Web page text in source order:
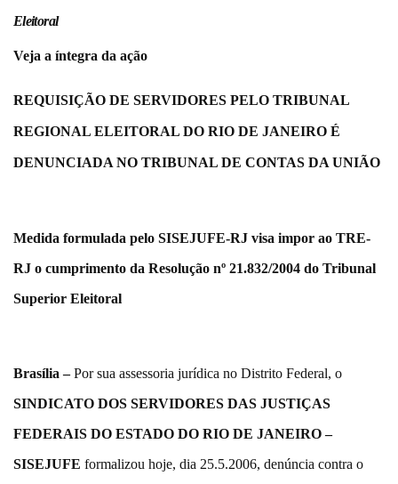
Eleitoral
Veja a íntegra da ação
REQUISIÇÃO DE SERVIDORES PELO TRIBUNAL
REGIONAL ELEITORAL DO RIO DE JANEIRO É
DENUNCIADA NO TRIBUNAL DE CONTAS DA UNIÃO
Medida formulada pelo SISEJUFE-RJ visa impor ao TRE-
RJ o cumprimento da Resolução nº 21.832/2004 do Tribunal
Superior Eleitoral
Brasília –Por sua assessoria jurídica no Distrito Federal, o
SINDICATO DOS SERVIDORES DAS JUSTIÇAS
FEDERAIS DO ESTADO DO RIO DE JANEIRO –
SISEJUFE formalizou hoje, dia 25.5.2006, denúncia contra o
Facebook